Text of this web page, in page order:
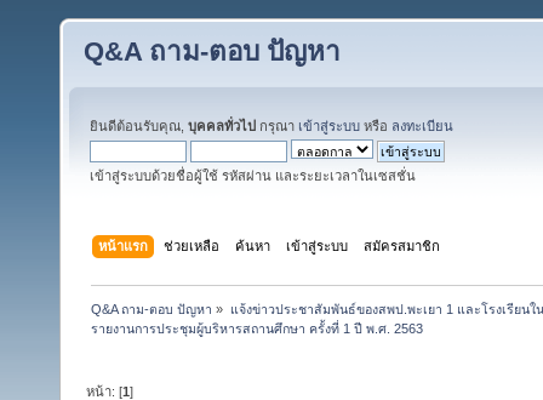
Q&A ถาม-ตอบ ปัญหา
ยินดีต้อนรับคุณ, บุคคลทั่วไป กรุณา เข้าสู่ระบบ หรือ ลงทะเบียน
เข้าสู่ระบบด้วยชื่อผู้ใช้ รหัสผ่าน และระยะเวลาในเซสชั่น
หน้าแรก ช่วยเหลือ ค้นหา เข้าสู่ระบบ สมัครสมาชิก
Q&A ถาม-ตอบ ปัญหา » แจ้งข่าวประชาสัมพันธ์ของสพป.พะเยา 1 และโรงเรียนใ
รายงานการประชุมผู้บริหารสถานศึกษา ครั้งที่ 1 ปี พ.ศ. 2563
หน้า: [1]